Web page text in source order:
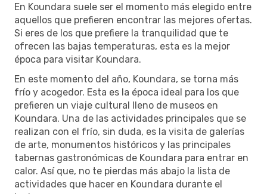
En Koundara suele ser el momento más elegido entre
aquellos que prefieren encontrar las mejores ofertas.
Si eres de los que prefiere la tranquilidad que te
ofrecen las bajas temperaturas, esta es la mejor
época para visitar Koundara.
En este momento del año, Koundara, se torna más
frío y acogedor. Esta es la época ideal para los que
prefieren un viaje cultural lleno de museos en
Koundara. Una de las actividades principales que se
realizan con el frío, sin duda, es la visita de galerías
de arte, monumentos históricos y las principales
tabernas gastronómicas de Koundara para entrar en
calor. Así que, no te pierdas más abajo la lista de
actividades que hacer en Koundara durante el